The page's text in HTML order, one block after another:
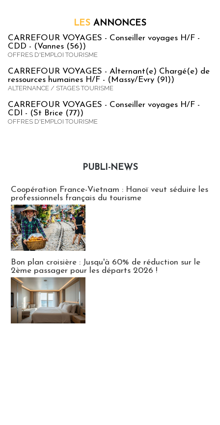
LES ANNONCES
CARREFOUR VOYAGES - Conseiller voyages H/F -
CDD - (Vannes (56))
OFFRES D'EMPLOI TOURISME
CARREFOUR VOYAGES - Alternant(e) Chargé(e) de
ressources humaines H/F - (Massy/Evry (91))
ALTERNANCE / STAGES TOURISME
CARREFOUR VOYAGES - Conseiller voyages H/F -
CDI - (St Brice (77))
OFFRES D'EMPLOI TOURISME
PUBLI-NEWS
Coopération France-Vietnam : Hanoï veut séduire les
professionnels français du tourisme
Bon plan croisière : Jusqu'à 60% de réduction sur le
2ème passager pour les départs 2026 !